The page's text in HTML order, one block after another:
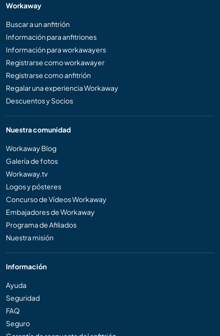
Workaway
Buscar a un anfitrión
Información para anfitriones
Información para workawayers
Registrarse como workawayer
Registrarse como anfitrión
Regalar una experiencia Workaway
Descuentos y Socios
Nuestra comunidad
Workaway Blog
Galería de fotos
Workaway.tv
Logos y pósteres
Concurso de Vídeos Workaway
Embajadores de Workaway
Programa de Afiliados
Nuestra misión
Información
Ayuda
Seguridad
FAQ
Seguro